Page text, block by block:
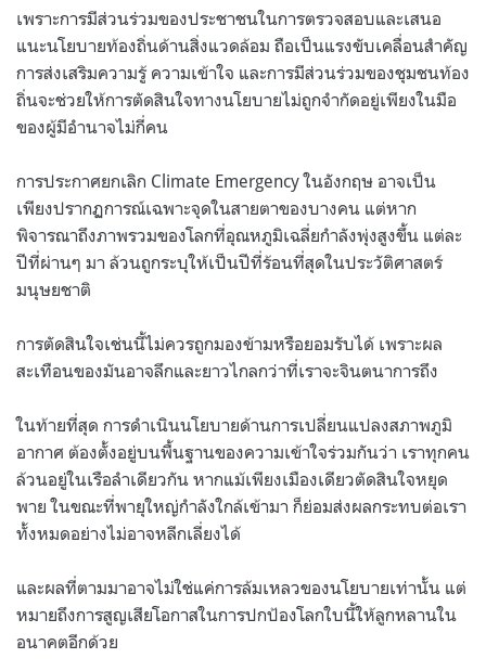
เพราะการมีส่วนร่วมของประชาชนในการตรวจสอบและเสนอ
แนะนโยบายท้องถิ่นด้านสิ่งแวดล้อม ถือเป็นแรงขับเคลื่อนสำคัญ
การส่งเสริมความรู้ ความเข้าใจ และการมีส่วนร่วมของชุมชนท้อง
ถิ่นจะช่วยให้การตัดสินใจทางนโยบายไม่ถูกจำกัดอยู่เพียงในมือ
ของผู้มีอำนาจไม่กี่คน
การประกาศยกเลิก Climate Emergency ในอังกฤษ อาจเป็น
เพียงปรากฏการณ์เฉพาะจุดในสายตาของบางคน แต่หาก
พิจารณาถึงภาพรวมของโลกที่อุณหภูมิเฉลี่ยกำลังพุ่งสูงขึ้น แต่ละ
ปีที่ผ่านๆ มา ล้วนถูกระบุให้เป็นปีที่ร้อนที่สุดในประวัติศาสตร์
มนุษยชาติ
การตัดสินใจเช่นนี้ไม่ควรถูกมองข้ามหรือยอมรับได้ เพราะผล
สะเทือนของมันอาจลึกและยาวไกลกว่าที่เราจะจินตนาการถึง
ในท้ายที่สุด การดำเนินนโยบายด้านการเปลี่ยนแปลงสภาพภูมิ
อากาศ ต้องตั้งอยู่บนพื้นฐานของความเข้าใจร่วมกันว่า เราทุกคน
ล้วนอยู่ในเรือลำเดียวกัน หากแม้เพียงเมืองเดียวตัดสินใจหยุด
พาย ในขณะที่พายุใหญ่กำลังใกล้เข้ามา ก็ย่อมส่งผลกระทบต่อเรา
ทั้งหมดอย่างไม่อาจหลีกเลี่ยงได้
และผลที่ตามมาอาจไม่ใช่แค่การล้มเหลวของนโยบายเท่านั้น แต่
หมายถึงการสูญเสียโอกาสในการปกป้องโลกใบนี้ให้ลูกหลานใน
อนาคตอีกด้วย